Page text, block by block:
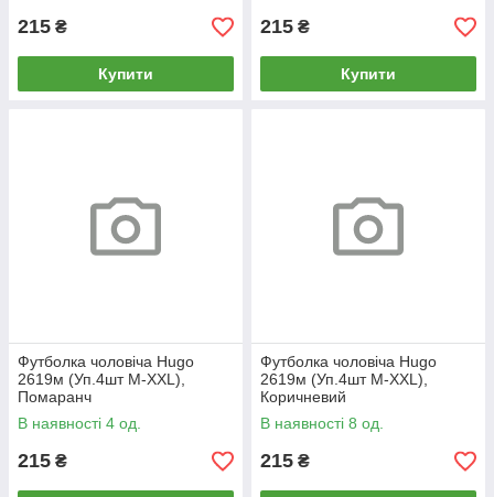
215 ₴
Купити
215 ₴
Купити
Футболка чоловіча Hugo
2619м (Уп.4шт M-XXL),
Помаранч
В наявності 4 од.
215 ₴
Футболка чоловіча Hugo
2619м (Уп.4шт M-XXL),
Коричневий
В наявності 8 од.
215 ₴